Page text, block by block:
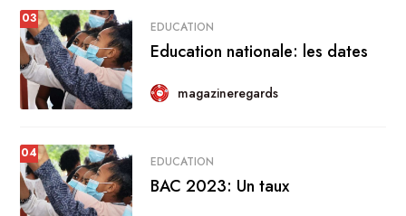
03
EDUCATION
Education nationale: les dates
magazineregards
04
EDUCATION
BAC 2023: Un taux